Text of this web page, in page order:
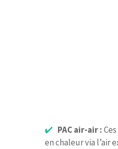
PAC air-air :
en chaleur via l’air